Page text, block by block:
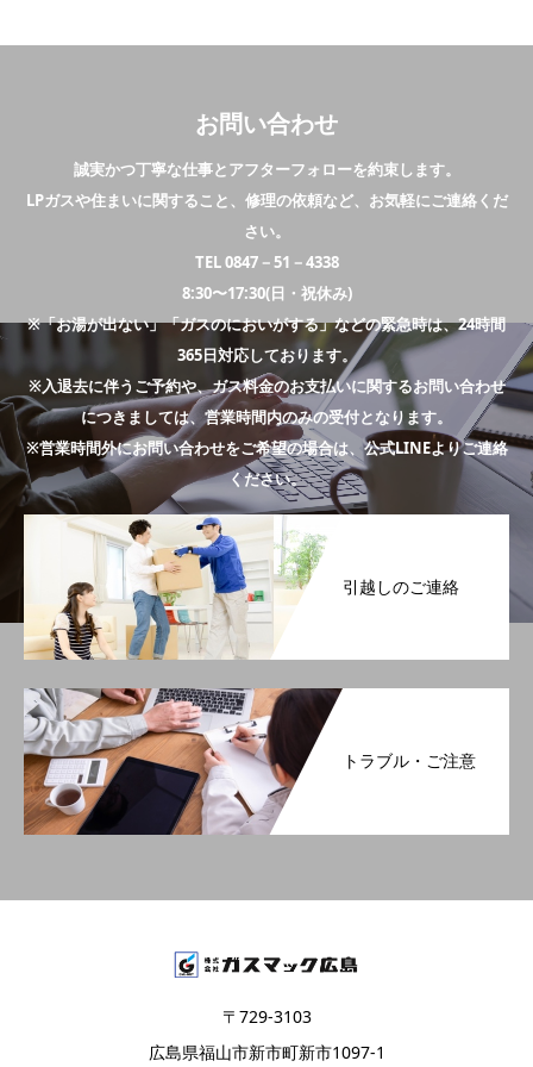
お問い合わせ
誠実かつ丁寧な仕事とアフターフォローを約束します。
LPガスや住まいに関すること、修理の依頼など、お気軽にご連絡くだ
さい。
TEL 0847－51－4338
8:30〜17:30(日・祝休み)
※「お湯が出ない」「ガスのにおいがする」などの緊急時は、24時間
365日対応しております。
※入退去に伴うご予約や、ガス料金のお支払いに関するお問い合わせ
につきましては、営業時間内のみの受付となります。
※営業時間外にお問い合わせをご希望の場合は、公式LINEよりご連絡
ください。
引越しのご連絡
トラブル・ご注意
〒729-3103
広島県福山市新市町新市1097-1